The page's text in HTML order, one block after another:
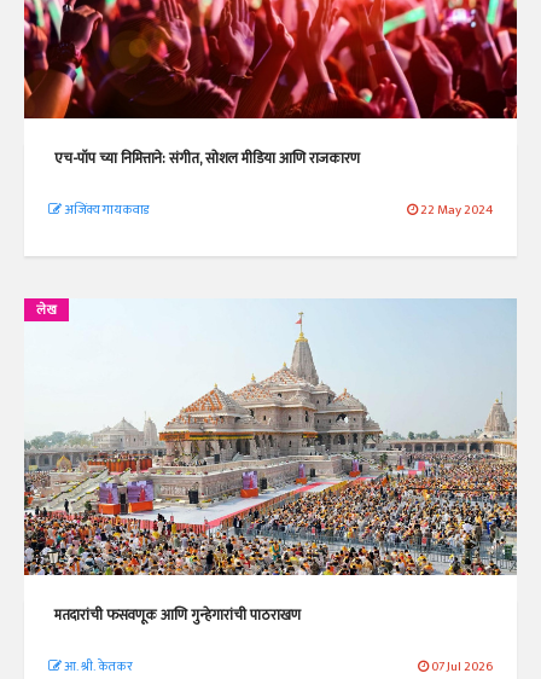
एच-पॉप च्या निमित्ताने: संगीत, सोशल मीडिया आणि राजकारण
अजिंक्य गायकवाड 22 May 2024
लेख
मतदारांची फसवणूक आणि गुन्हेगारांची पाठराखण
आ. श्री. केतकर 07 Jul 2026